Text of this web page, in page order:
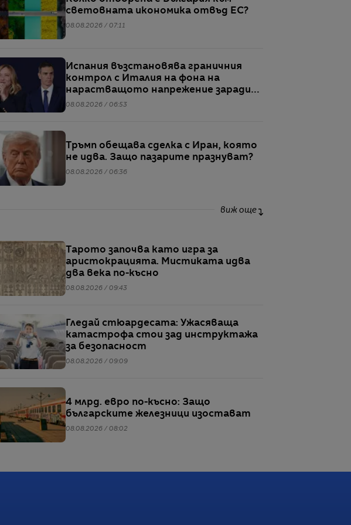
световната икономика отвъд ЕС?
08.08.2026 / 07:11
Испания възстановява граничния
контрол с Италия на фона на
нарастващото напрежение заради
мигрантите
08.08.2026 / 06:53
Тръмп обещава сделка с Иран, която
не идва. Защо пазарите празнуват?
08.08.2026 / 06:36
виж още
Тарото започва като игра за
аристокрацията. Мистиката идва
два века по-късно
08.08.2026 / 09:43
Гледай стюардесата: Ужасяваща
катастрофа стои зад инструктажа
за безопасност
08.08.2026 / 09:09
4 млрд. евро по-късно: Защо
българските железници изостават
08.08.2026 / 08:02